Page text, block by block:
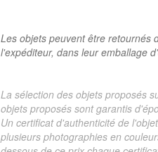
Les objets peuvent être retournés
l'expéditeur, dans leur emballage
La sélection des objets proposés
objets proposés sont garantis
Un certificat d'authenticité de
plusieurs photographies en